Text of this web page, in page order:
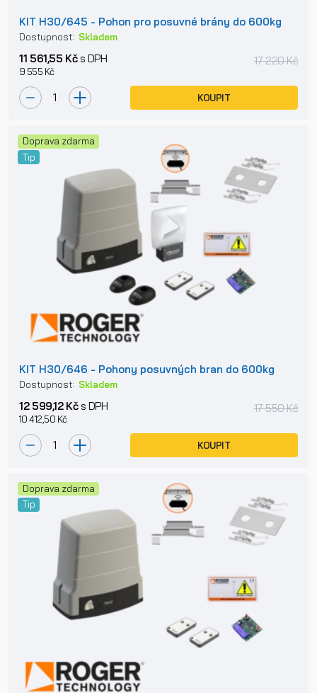
KIT H30/645 - Pohon pro posuvné brány do 600kg
Dostupnost: Skladem
11 561,55 Kčs DPH
9 555 Kč
17 220 Kč
KOUPIT
Doprava zdarma
Tip
KIT H30/646 - Pohony posuvných bran do 600kg
Dostupnost: Skladem
12 599,12 Kčs DPH
10 412,50 Kč
17 550 Kč
KOUPIT
Doprava zdarma
Tip